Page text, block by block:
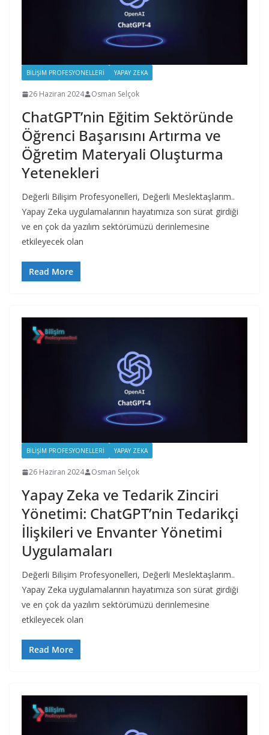
BILIŞIM PROFESYONELLERI YAPAY ZEKA
26 Haziran 2024 Osman Selçok
ChatGPT’nin Eğitim Sektöründe
Öğrenci Başarısını Artırma ve
Öğretim Materyali Oluşturma
Yetenekleri
Değerli Bilişim Profesyonelleri, Değerli Meslektaşlarım..
Yapay Zeka uygulamalarının hayatımıza son sürat girdiği
ve en çok da yazılım sektörümüzü derinlemesine
etkileyecek olan
Read More
BILIŞIM PROFESYONELLERI YAPAY ZEKA
26 Haziran 2024 Osman Selçok
Yapay Zeka ve Tedarik Zinciri
Yönetimi: ChatGPT’nin Tedarikçi
İlişkileri ve Envanter Yönetimi
Uygulamaları
Değerli Bilişim Profesyonelleri, Değerli Meslektaşlarım..
Yapay Zeka uygulamalarının hayatımıza son sürat girdiği
ve en çok da yazılım sektörümüzü derinlemesine
etkileyecek olan
Read More